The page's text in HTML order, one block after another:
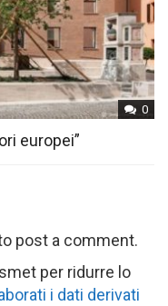
0
europei”
post a comment.
per ridurre lo
i dati derivati